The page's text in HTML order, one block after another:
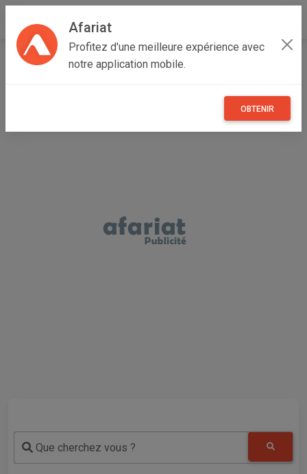
Afariat
Profitez d'une meilleure expérience avec
notre application mobile.
OBTENIR
Accueil Annonceur Atef
Que cherchez vous ?